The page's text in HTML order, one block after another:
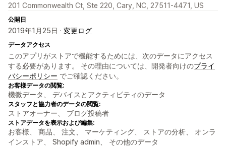
201 Commonwealth Ct, Ste 220, Cary, NC, 27511-4471, US
公開日
2019年1月25日 · 変更ログ
データアクセス
このアプリがストアで機能するためには、次のデータにアクセス
する必要があります。 その理由については、開発者向けのプライ
バシーポリシー でご確認ください。
お客様データの閲覧:
機微データ、 デバイスとアクティビティのデータ
スタッフと協力者のデータの閲覧:
ストアオーナー、 ブログ投稿者
ストアデータを表示および編集:
お客様、 商品、 注文、 マーケティング、 ストアの分析、 オンラ
インストア、 Shopify admin、 その他のデータ